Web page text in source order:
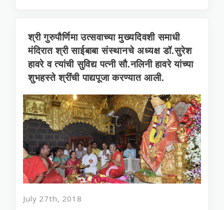
श्री गुरुपौर्णिमा उत्सवाच्या मुख्यदिवशी समाधी
मंदिरात श्री साईबाबा संस्थानचे अध्यक्ष डॉ.सुरेश
हावरे व त्यांची सुविद्य पत्नी सौ.नलिनी हावरे यांच्या
शुभहस्ते श्रींची पाद्यपूजा करण्यात आली.
July 27th, 2018